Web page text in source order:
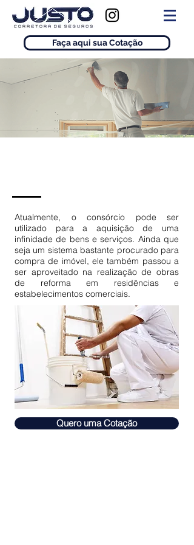
Faça aqui sua Cotação
Atualmente, o consórcio pode ser
utilizado para a aquisição de uma
infinidade de bens e serviços. Ainda que
seja um sistema bastante procurado para
compra de imóvel, ele também passou a
ser aproveitado na realização de obras
de reforma em residências e
estabelecimentos comerciais.
Quero uma Cotação